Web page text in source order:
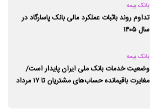
بانک بیمه
تداوم روند باثبات عملکرد مالی بانک پاسارگاد در
سال ۱۴۰۵
بانک بیمه
وضعیت خدمات بانک ملی ایران پایدار است/
مغایرت‌ باقیمانده حساب‌های مشتریان تا ۱۷ مرداد